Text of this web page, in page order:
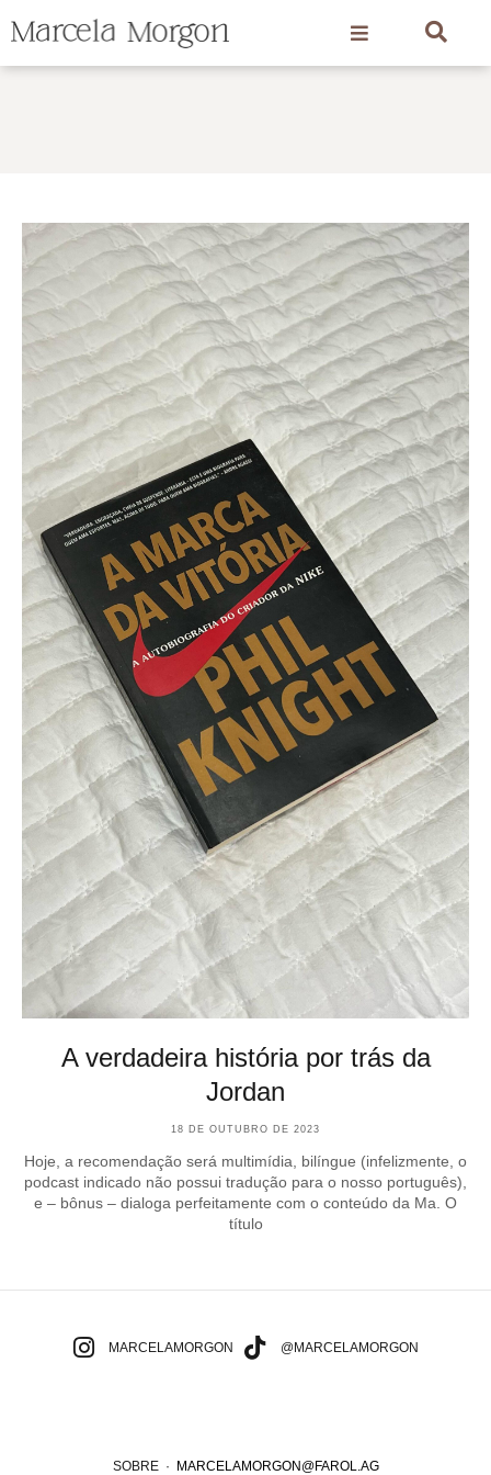
A verdadeira história por trás da
Jordan
18 DE OUTUBRO DE 2023
Hoje, a recomendação será multimídia, bilíngue (infelizmente, o
podcast indicado não possui tradução para o nosso português),
e – bônus – dialoga perfeitamente com o conteúdo da Ma. O
título
SOBRE· MARCELAMORGON@FAROL.AG
MARCELAMORGON @MARCELAMORGON